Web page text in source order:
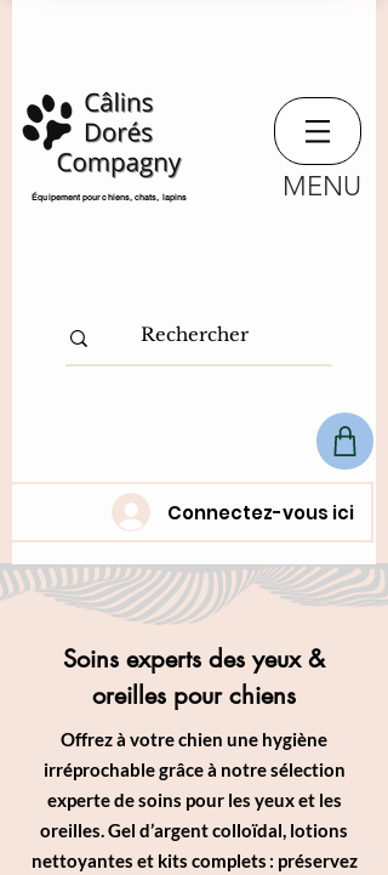
​Équipement pour chiens, chats, lapins MENU
Connectez-vous ici
Soins experts des yeux &
oreilles pour chiens
Offrez à votre chien une hygiène
irréprochable grâce à notre sélection
experte de soins pour les yeux et les
oreilles. Gel d’argent colloïdal, lotions
nettoyantes et kits complets : préservez